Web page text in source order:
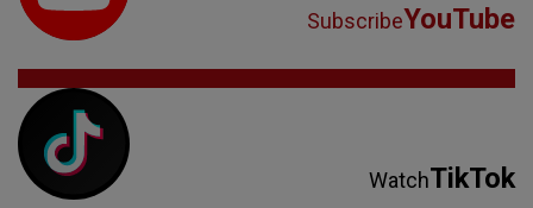
SubscribeYouTube
WatchTikTok